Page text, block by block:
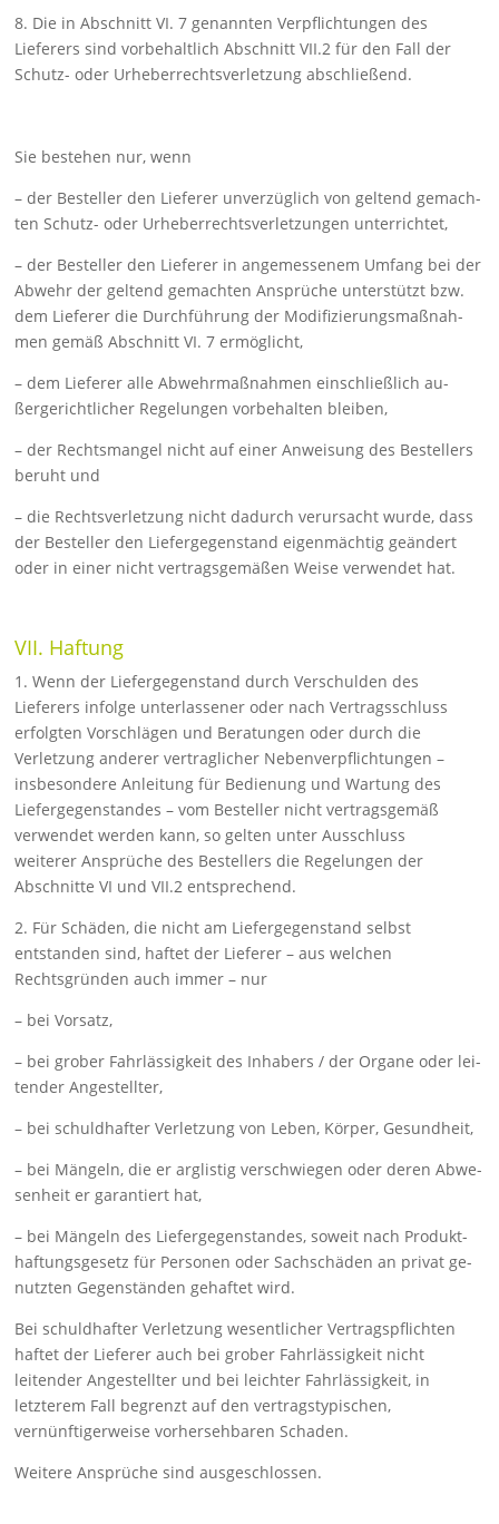
8. Die in Abschnitt VI. 7 genannten Verpflichtungen des
Lieferers sind vorbehaltlich Abschnitt VII.2 für den Fall der
Schutz- oder Urheber­rechtsverletzung abschließend.
Sie bestehen nur, wenn
– der Besteller den Lieferer unverzüglich von geltend ge­mach­
ten Schutz- oder Urheberrechtsverletzungen unter­richtet,
– der Besteller den Lieferer in angemessenem Umfang bei der
Ab­wehr der geltend gemachten Ansprüche unterstützt bzw.
dem Lieferer die Durchführung der Modifizierungs­maßnah­
men gemäß Abschnitt VI. 7 ermöglicht,
– dem Lieferer alle Abwehrmaßnahmen einschließlich au­
ßerge­richtlicher Regelungen vorbehalten bleiben,
– der Rechtsmangel nicht auf einer Anweisung des Bestel­lers
be­ruht und
– die Rechtsverletzung nicht dadurch verursacht wurde, dass
der Besteller den Liefergegenstand eigenmächtig geändert
oder in ei­ner nicht vertragsgemäßen Weise ver­wendet hat.
VII. Haftung
1. Wenn der Liefergegenstand durch Verschulden des
Lieferers infolge unterlassener oder nach Vertragsschluss
erfolgten Vor­schlägen und Beratungen oder durch die
Verletzung anderer ver­traglicher Neben­verpflichtungen –
insbesondere Anleitung für Be­dienung und Wartung des
Liefergegenstandes – vom Be­steller nicht vertragsgemäß
verwen­det werden kann, so gelten unter Aus­schluss
weiterer Ansprüche des Bestellers die Re­gelungen der
Abschnitte VI und VII.2 entsprechend.
2. Für Schäden, die nicht am Liefergegenstand selbst
entstanden sind, haftet der Lieferer – aus welchen
Rechtsgründen auch immer – nur
– bei Vorsatz,
– bei grober Fahrlässigkeit des Inhabers / der Organe oder lei­
ten­der Angestellter,
– bei schuldhafter Verletzung von Leben, Körper, Gesund­heit,
– bei Mängeln, die er arglistig verschwiegen oder deren Abwe­
sen­heit er garantiert hat,
– bei Mängeln des Liefergegenstandes, soweit nach Pro­dukt­
haf­tungsgesetz für Personen oder Sachschäden an privat ge­
nutzten Gegenständen gehaftet wird.
Bei schuldhafter Verletzung wesentlicher Vertragspflichten
haftet der Lieferer auch bei grober Fahrlässigkeit nicht
leitender Ange­stellter und bei leichter Fahrlässigkeit, in
letzterem Fall begrenzt auf den vertrags­typischen,
vernünftigerweise vorher­sehbaren Scha­den.
Weitere Ansprüche sind ausgeschlossen.